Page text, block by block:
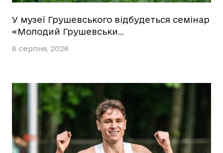
У музеї Грушевського відбудеться семінар
«Молодий Грушевськи…
6 серпня, 2026